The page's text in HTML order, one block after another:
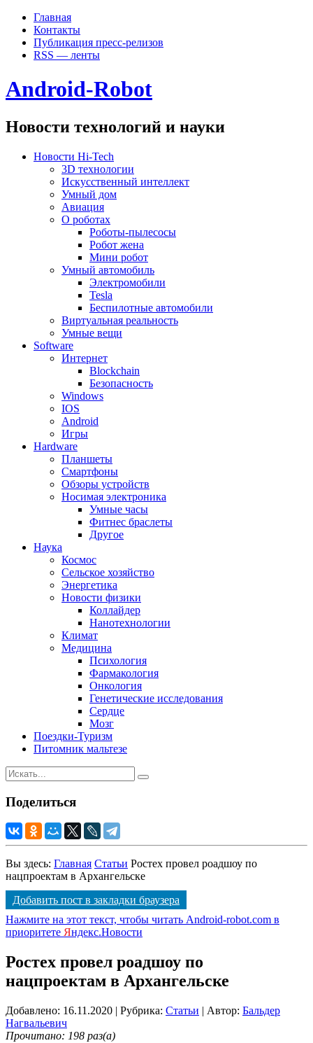
Главная
Контакты
Публикация пресс-релизов
RSS — ленты
Android-Robot
Новости технологий и науки
Новости Hi-Tech
3D технологии
Искусственный интеллект
Умный дом
Авиация
О роботах
Роботы-пылесосы
Робот жена
Мини робот
Умный автомобиль
Электромобили
Tesla
Беспилотные автомобили
Виртуальная реальность
Умные вещи
Software
Интернет
Blockchain
Безопасность
Windows
IOS
Android
Игры
Hardware
Планшеты
Смартфоны
Обзоры устройств
Носимая электроника
Умные часы
Фитнес браслеты
Другое
Наука
Космос
Сельское хозяйство
Энергетика
Новости физики
Коллайдер
Нанотехнологии
Климат
Медицина
Психология
Фармакология
Онкология
Генетические исследования
Сердце
Мозг
Поездки-Туризм
Питомник мальтезе
Поделиться
Вы здесь: Главная Статьи Ростех провел роадшоу по
нацпроектам в Архангельске
Добавить пост в закладки браузера
Нажмите на этот текст, чтобы читать Android-robot.com в
приоритете Яндекс.Новости
Ростех провел роадшоу по
нацпроектам в Архангельске
Добавлено: 16.11.2020 | Рубрика: Статьи | Автор: Бальдер
Нагвальевич
Прочитано: 198 раз(а)